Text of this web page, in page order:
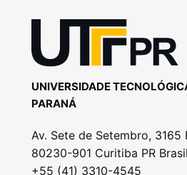
UNIVERSIDADE
PARANÁ
Av. Sete de Setembro, 3165
80230-901 Curitiba PR
+55 (41) 3310-4545